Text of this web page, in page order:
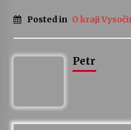
Posted in O kraji
Petr